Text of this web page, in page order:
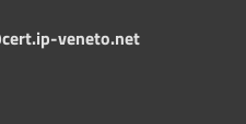
veneto.net